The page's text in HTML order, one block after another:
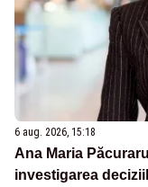
6 aug. 2026, 15:18
Ana Maria
investigarea